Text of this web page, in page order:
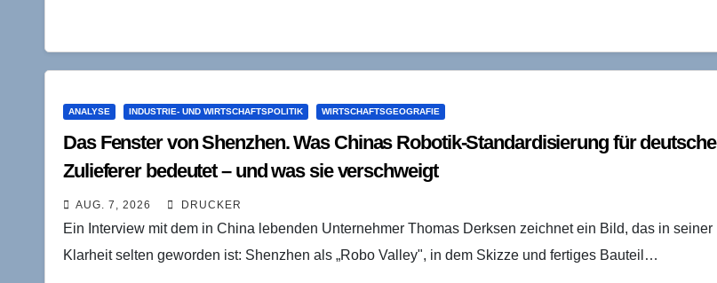
ANALYSE INDUSTRIE- UND WIRTSCHAFTSPOLITIK WIRTSCHAFTSGEOGRAFIE
Das Fenster von Shenzhen. Was Chinas Robotik-Standardisierung für deutsche
Zulieferer bedeutet – und was sie verschweigt
AUG. 7, 2026 DRUCKER
Ein Interview mit dem in China lebenden Unternehmer Thomas Derksen zeichnet ein Bild, das in seiner
Klarheit selten geworden ist: Shenzhen als „Robo Valley", in dem Skizze und fertiges Bauteil…